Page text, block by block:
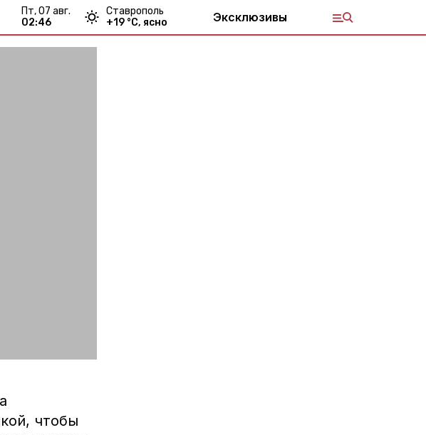
пт, 07 авг.
02:46
Ставрополь
+19 °С, ясно Эксклюзивы
чтобы